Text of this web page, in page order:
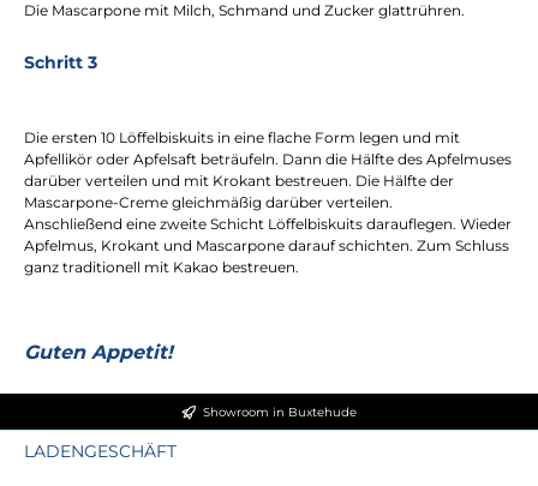
Die Mascarpone mit Milch, Schmand und Zucker glattrühren.
Schritt 3
Die ersten 10 Löffelbiskuits in eine flache Form legen und mit
Apfellikör oder Apfelsaft beträufeln. Dann die Hälfte des Apfelmuses
darüber verteilen und mit Krokant bestreuen. Die Hälfte der
Mascarpone-Creme gleichmäßig darüber verteilen.
Anschließend eine zweite Schicht Löffelbiskuits darauflegen. Wieder
Apfelmus, Krokant und Mascarpone darauf schichten. Zum Schluss
ganz traditionell mit Kakao bestreuen.
Guten Appetit!
Showroom in Buxtehude
LADENGESCHÄFT